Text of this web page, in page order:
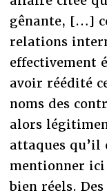
gênante, […]
relations
effectivement
avoir réédité
noms des
alors
attaques qu’il
mentionner ici
bien réels.